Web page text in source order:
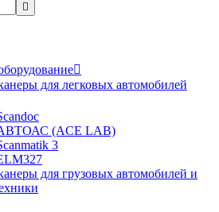


для легковых автомобилей
(ACE LAB)
3
для грузовых автомобилей и